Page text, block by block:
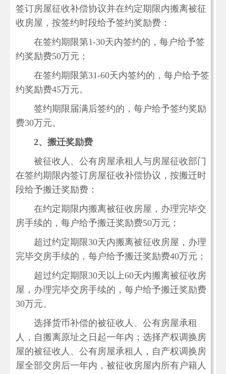
签订房屋征收补偿协议并在约定期限内搬离被征
收房屋，按签约时段给予签约奖励费：
在签约期限第1-30天内签约的，每户给予签
约奖励费50万元；
在签约期限第31-60天内签约的，每户给予签
约奖励费45万元。
签约期限届满后签约的，每户给予签约奖励
费30万元。
2、搬迁奖励费
被征收人、公有房屋承租人与房屋征收部门
在签约期限内签订房屋征收补偿协议，按搬迁时
段给予搬迁奖励费：
在约定期限内搬离被征收房屋，办理完毕交
房手续的，每户给予搬迁奖励费50万元；
超过约定期限30天内搬离被征收房屋，办理
完毕交房手续的，每户给予搬迁奖励费40万元；
超过约定期限30天以上60天内搬离被征收房
屋，办理完毕交房手续的，每户给予搬迁奖励费
30万元。
选择货币补偿的被征收人、公有房屋承租
人，自搬离原址之日起一年内；选择产权调换房
屋的被征收人、公有房屋承租人，自产权调换房
屋全部交房后一年内，被征收房屋内所有户籍人